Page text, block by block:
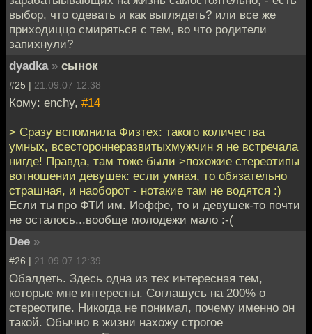
выбор, что одевать и как выглядеть? или все же
приходиццо смиряться с тем, во что родители
запихнули?
dyadka » сынок
#25 | 21.09.07 12:38
Кому: enchy, #14
> Сразу вспомнила Физтех: такого количества
умных, всестороннеразвитыхмужчин я не встречала
нигде! Правда, там тоже были >похожие стереотипы
вотношении девушек: если умная, то обязательно
страшная, и наоборот - нотакие там не водятся :)
Если ты про ФТИ им. Иоффе, то и девушек-то почти
не осталось...вообще молодежи мало :-(
Dee »
#26 | 21.09.07 12:39
Обалдеть. Здесь одна из тех интересная тем,
которые мне интересны. Соглашусь на 200% о
стереотипе. Никогда не понимал, почему именно он
такой. Обычно в жизни нахожу строгое